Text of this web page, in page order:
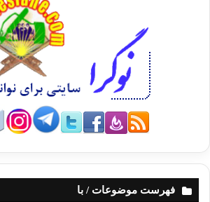
فهرست موضوعات / با